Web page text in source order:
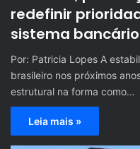
redefinir
sistema bancário
Por: Patricia Lopes A
brasileiro nos próximos
estrutural na forma como…
Leia mais »